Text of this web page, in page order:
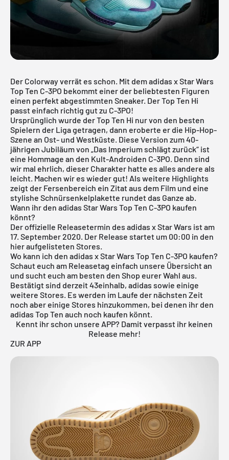
Der Colorway verrät es schon. Mit dem adidas x Star Wars
Top Ten C-3PO bekommt einer der beliebtesten Figuren
einen perfekt abgestimmten Sneaker. Der Top Ten Hi
passt einfach richtig gut zu C-3PO!
Ursprünglich wurde der Top Ten Hi nur von den besten
Spielern der Liga getragen, dann eroberte er die Hip-Hop-
Szene an Ost- und Westküste. Diese Version zum 40-
jährigen Jubiläum von „Das Imperium schlägt zurück“ ist
eine Hommage an den Kult-Androiden C-3PO. Denn sind
wir mal ehrlich, dieser Charakter hatte es alles andere als
leicht. Machen wir es wieder gut! Als weitere Highlights
zeigt der Fersenbereich ein Zitat aus dem Film und eine
stylishe Schnürsenkelplakette rundet das Ganze ab.
Wann ihr den adidas Star Wars Top Ten C-3PO kaufen
könnt?
Der offizielle Releasetermin des adidas x Star Wars ist am
17. September 2020. Der Release startet um 00:00 in den
hier aufgelisteten Stores.
Wo kann ich den adidas x Star Wars Top Ten C-3PO kaufen?
Schaut euch am Releasetag einfach unsere Übersicht an
und sucht euch am besten den Shop eurer Wahl aus.
Bestätigt sind derzeit43einhalb, adidas sowie einige
weitere Stores. Es werden im Laufe der nächsten Zeit
noch aber einige Stores hinzukommen, bei denen ihr den
adidas Top Ten auch noch kaufen könnt.
Kennt ihr schon unsere APP? Damit verpasst ihr keinen
Release mehr!
ZUR APP